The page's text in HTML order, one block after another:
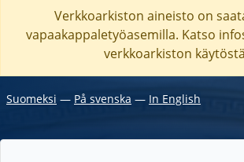
Verkkoarkiston aineisto on
vapaakappaletyöasemilla. Katso
verkkoarkiston
Suomeksi ― På svenska ― In English